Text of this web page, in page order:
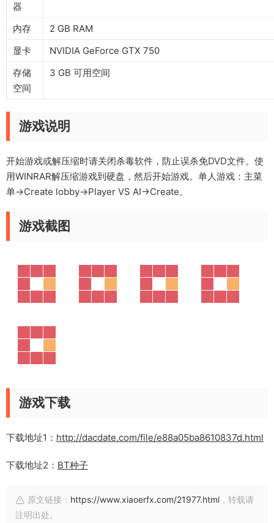
器
内存
2 GB RAM
显卡
NVIDIA GeForce GTX 750
存储
空间
3 GB 可用空间
游戏说明
开始游戏或解压缩时请关闭杀毒软件，防止误杀免DVD文件。使
用WINRAR解压缩游戏到硬盘，然后开始游戏。单人游戏：主菜
单->Create lobby->Player VS AI->Create。
游戏截图
游戏下载
下载地址1： http://dacdate.com/file/e88a05ba8610837d.html
下载地址2： BT种子
原文链接： https://www.xiaoerfx.com/21977.html ，转载请
注明出处。